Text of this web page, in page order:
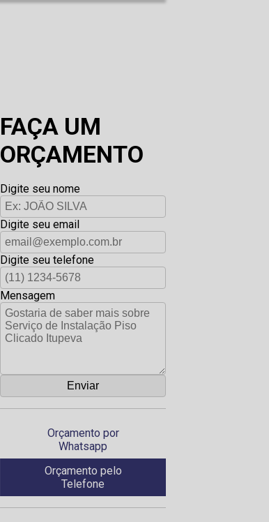
FAÇA UM
ORÇAMENTO
Digite seu nome
Digite seu email
Digite seu telefone
Mensagem
Orçamento por
Whatsapp
Orçamento pelo
Telefone